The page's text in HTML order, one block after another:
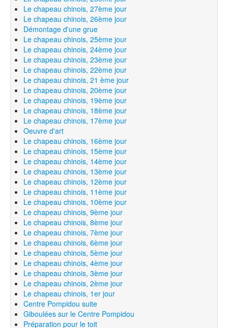
Le chapeau chinois, 27ème jour
Le chapeau chinois, 26ème jour
Démontage d'une grue
Le chapeau chinois, 25ème jour
Le chapeau chinois, 24ème jour
Le chapeau chinois, 23ème jour
Le chapeau chinois, 22ème jour
Le chapeau chinois, 21 ème jour
Le chapeau chinois, 20ème jour
Le chapeau chinois, 19ème jour
Le chapeau chinois, 18ème jour
Le chapeau chinois, 17ème jour
Oeuvre d'art
Le chapeau chinois, 16ème jour
Le chapeau chinois, 15ème jour
Le chapeau chinois, 14ème jour
Le chapeau chinois, 13ème jour
Le chapeau chinois, 12ème jour
Le chapeau chinois, 11ème jour
Le chapeau chinois, 10ème jour
Le chapeau chinois, 9ème jour
Le chapeau chinois, 8ème jour
Le chapeau chinois, 7ème jour
Le chapeau chinois, 6ème jour
Le chapeau chinois, 5ème jour
Le chapeau chinois, 4ème jour
Le chapeau chinois, 3ème jour
Le chapeau chinois, 2ème jour
Le chapeau chinois, 1er jour
Centre Pompidou suite
Giboulées sur le Centre Pompidou
Préparation pour le toit